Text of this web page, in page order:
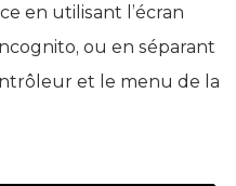
en utilisant l’écran
ou en séparant
et le menu de la